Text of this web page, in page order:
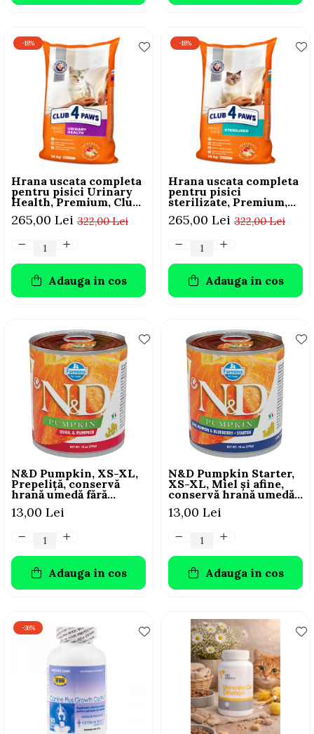
-18%
Hrana uscata completa
pentru pisici Urinary
Health, Premium, Club
4 Paws, 14 kg
322,00 Lei
265,00 Lei
Adauga in cos
-18%
Hrana uscata completa
pentru pisici
sterilizate, Premium,
Club 4 PAWS, 14 kg
322,00 Lei
265,00 Lei
Adauga in cos
N&D Pumpkin, XS-XL,
Prepeliță, conservă
hrană umedă fără
cereale câini, (în sos),
285g
13,00 Lei
Adauga in cos
N&D Pumpkin Starter,
XS-XL, Miel și afine,
conservă hrană umedă
fără cereale câini
junior, (în sos), 285g
13,00 Lei
Adauga in cos
-36%